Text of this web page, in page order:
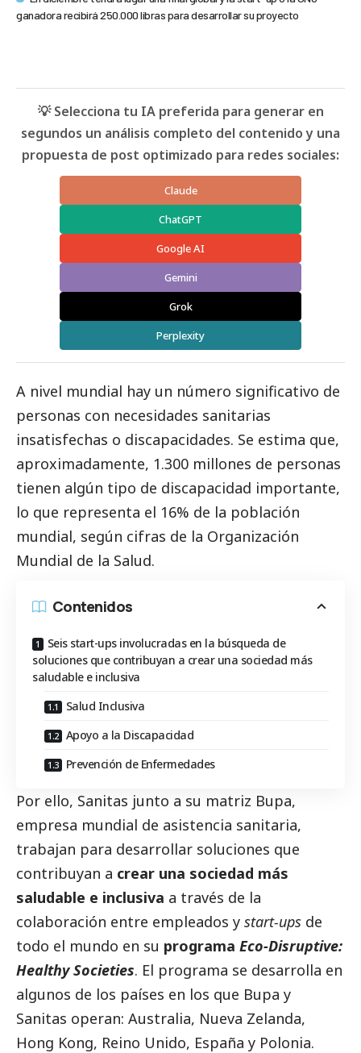
ganadora recibirá 250.000 libras para desarrollar su proyecto
💡 Selecciona tu IA preferida para generar en
segundos un análisis completo del contenido y una
propuesta de post optimizado para redes sociales:
Claude
ChatGPT
Google AI
Gemini
Grok
Perplexity
A nivel mundial hay un número significativo de
personas con necesidades sanitarias
insatisfechas o discapacidades. Se estima que,
aproximadamente, 1.300 millones de personas
tienen algún tipo de discapacidad importante,
lo que representa el 16% de la población
mundial, según cifras de la Organización
Mundial de la Salud.
Contenidos
Seis start-ups involucradas en la búsqueda de
soluciones que contribuyan a crear una sociedad más
saludable e inclusiva
Salud Inclusiva
Apoyo a la Discapacidad
Prevención de Enfermedades
Por ello, Sanitas junto a su matriz Bupa,
empresa mundial de asistencia sanitaria,
trabajan para desarrollar soluciones que
contribuyan a crear una sociedad más
saludable e inclusiva a través de la
colaboración entre empleados y start-ups de
todo el mundo en su programa Eco-Disruptive:
Healthy Societies. El programa se desarrolla en
algunos de los países en los que Bupa y
Sanitas operan: Australia, Nueva Zelanda,
Hong Kong, Reino Unido, España y Polonia.